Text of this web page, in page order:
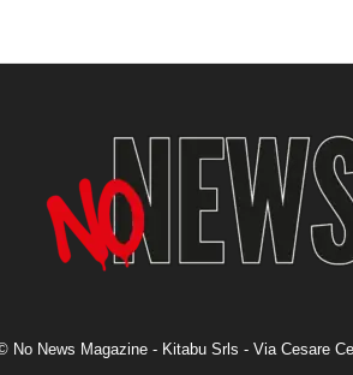
No News Magazine - Kitabu Srls - Via Cesare